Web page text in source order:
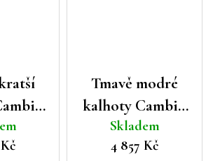
Tmavě modré
kalhoty Cambio
Elena s gumou v
pase
Skladem
4 857 Kč